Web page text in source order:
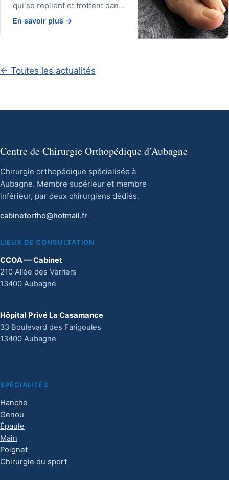
qui se replient et frottent dans
la chaussure. Des solutions
et corriger la déformation.
En savoir plus →
← Toutes les actualités
Centre de Chirurgie Orthopédique d’Aubagne
Chirurgie orthopédique spécialisée à
Aubagne. Membre supérieur et membre
inférieur, par deux chirurgiens dédiés.
cabinetortho@hotmail.fr
LIEUX DE CONSULTATION
CCOA — Cabinet
210 Allée des Verriers
13400 Aubagne
Hôpital Privé La Casamance
33 Boulevard des Farigoules
13400 Aubagne
SPÉCIALITÉS
Hanche
Genou
Épaule
Main
Poignet
Chirurgie du sport